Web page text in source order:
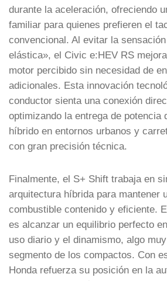
durante la aceleración, ofreciendo
familiar para quienes prefieren el
convencional. Al evitar la
elástica», el Civic e:HEV RS
motor percibido sin necesidad de
adicionales. Esta innovación
conductor sienta una conexión
optimizando la entrega de potencia
híbrido en entornos urbanos y
con gran precisión técnica.
Finalmente, el S+ Shift trabaja en
arquitectura híbrida para mantener
combustible contenido y eficiente.
es alcanzar un equilibrio perfecto
uso diario y el dinamismo, algo
segmento de los compactos. Con
Honda refuerza su posición en la